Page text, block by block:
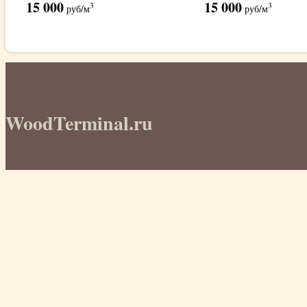
15 000 руб/м3 15 000руб/м3
WoodTerminal.ru